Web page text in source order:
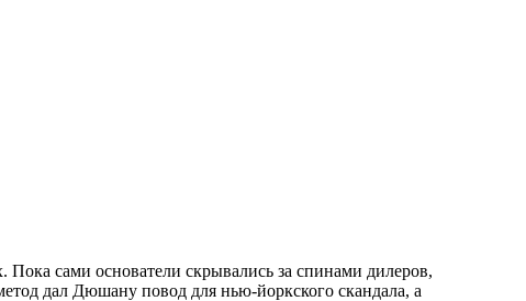
сами основатели скрывались за спинами дилеров,
дал Дюшану повод для нью-йоркского скандала, а